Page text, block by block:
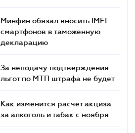
Минфин обязал вносить IMEI
смартфонов в таможенную
декларацию
За неподачу подтверждения
льгот по МТП штрафа не будет
Как изменится расчет акциза
за алкоголь и табак с ноября